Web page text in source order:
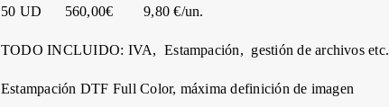
50 UD 560,00€ 9,80 €/un.
TODO INCLUIDO: IVA, Estampación, gestión de archivos etc.
Estampación DTF Full Color, máxima definición de imagen